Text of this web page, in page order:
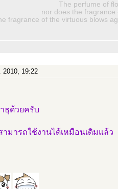
The perfume of
nor does the fragrance
fragrance of the virtuous blows
2010, 19:22
ธุด้วยครับ
ามารถใช้งานได้เหมือนเดิมแล้ว